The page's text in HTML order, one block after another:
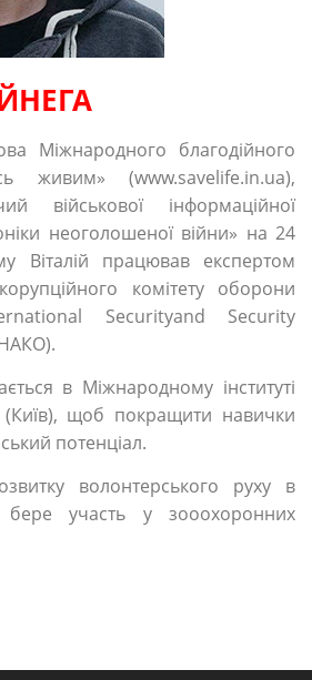
Міжнародного благодійного
живим» (www.savelife.in.ua),
військової інформаційної
неоголошеної війни» на 24
Віталій працював експертом
комітету оборони
Securityand Security
в Міжнародному інституті
щоб покращити навички
потенціал.
волонтерського руху в
участь у зооохоронних